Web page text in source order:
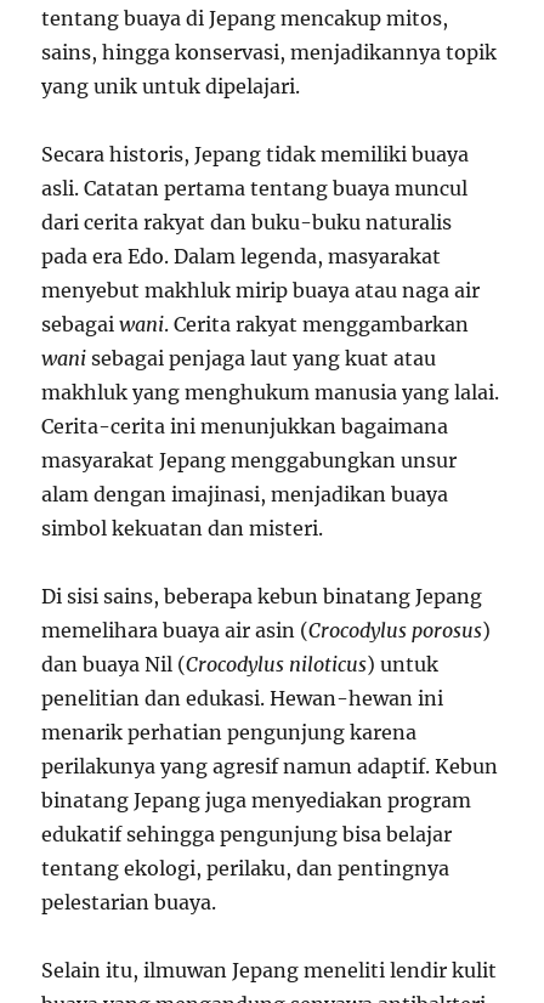
tentang buaya di Jepang mencakup mitos,
sains, hingga konservasi, menjadikannya topik
yang unik untuk dipelajari.
Secara historis, Jepang tidak memiliki buaya
asli. Catatan pertama tentang buaya muncul
dari cerita rakyat dan buku-buku naturalis
pada era Edo. Dalam legenda, masyarakat
menyebut makhluk mirip buaya atau naga air
sebagaiwani. Cerita rakyat menggambarkan
wani sebagai penjaga laut yang kuat atau
makhluk yang menghukum manusia yang lalai.
Cerita-cerita ini menunjukkan bagaimana
masyarakat Jepang menggabungkan unsur
alam dengan imajinasi, menjadikan buaya
simbol kekuatan dan misteri.
Di sisi sains, beberapa kebun binatang Jepang
memelihara buaya air asin (Crocodylus porosus)
dan buaya Nil (Crocodylus niloticus) untuk
penelitian dan edukasi. Hewan-hewan ini
menarik perhatian pengunjung karena
perilakunya yang agresif namun adaptif. Kebun
binatang Jepang juga menyediakan program
edukatif sehingga pengunjung bisa belajar
tentang ekologi, perilaku, dan pentingnya
pelestarian buaya.
Selain itu, ilmuwan Jepang meneliti lendir kulit